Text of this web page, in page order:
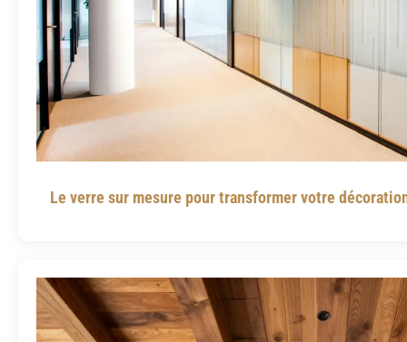
Le verre sur mesure pour transformer votre